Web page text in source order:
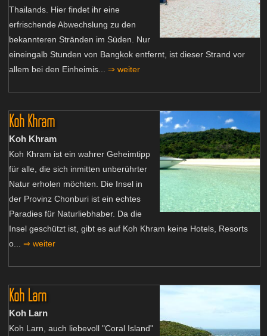
Thailands. Hier findet ihr eine
erfrischende Abwechslung zu den
bekannteren Stränden im Süden. Nur
eineingalb Stunden von Bangkok entfernt, ist dieser Strand vor
allem bei den Einheimis... ⇒ weiter
Koh Khram
Koh Khram
Koh Khram ist ein wahrer Geheimtipp
für alle, die sich inmitten unberührter
Natur erholen möchten. Die Insel in
der Provinz Chonburi ist ein echtes
Paradies für Naturliebhaber. Da die
Insel geschützt ist, gibt es auf Koh Khram keine Hotels, Resorts
o... ⇒ weiter
Koh Larn
Koh Larn
Koh Larn, auch liebevoll "Coral Island"